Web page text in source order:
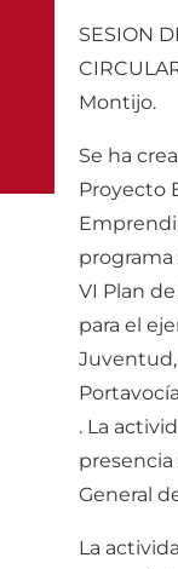
SESION
Montijo.
Se ha
Proyecto
programa
VI Plan
para el
. La
General
La